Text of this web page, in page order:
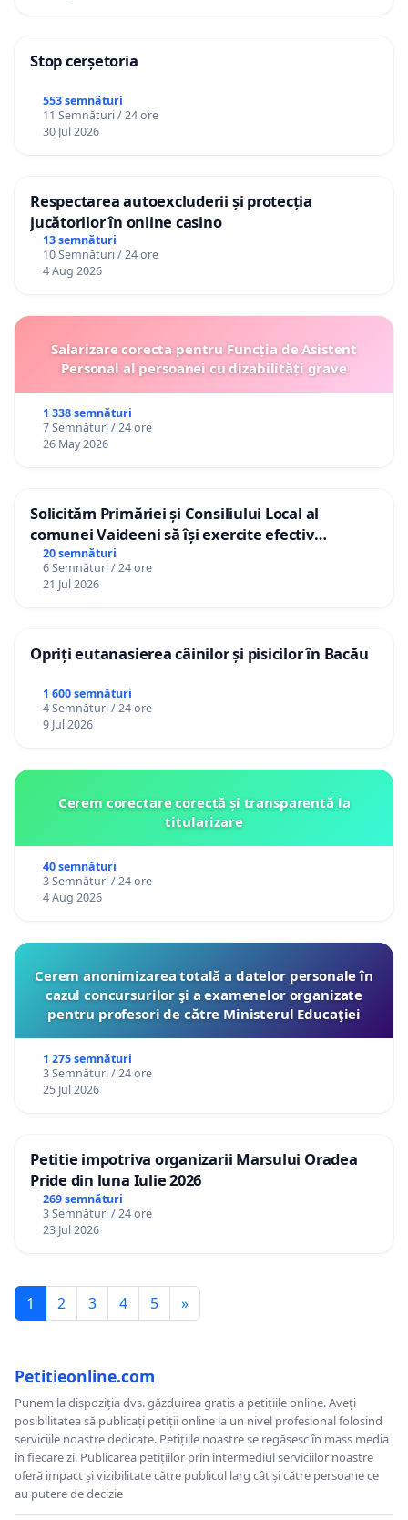
Stop cerșetoria
553 semnături
11 Semnături / 24 ore
30 Jul 2026
Respectarea autoexcluderii și protecția
jucătorilor în online casino
13 semnături
10 Semnături / 24 ore
4 Aug 2026
Salarizare corecta pentru Funcția de Asistent
Personal al persoanei cu dizabilități grave
1 338 semnături
7 Semnături / 24 ore
26 May 2026
Solicităm Primăriei și Consiliului Local al
comunei Vaideeni să își exercite efectiv
atribuțiile legale și să reprezinte interesele
cetățenilor în raport cu APAVIL S.A, operatorul
serviciului de apă!
20 semnături
6 Semnături / 24 ore
21 Jul 2026
Opriți eutanasierea câinilor și pisicilor în Bacău
1 600 semnături
4 Semnături / 24 ore
9 Jul 2026
Cerem corectare corectă și transparentă la
titularizare
40 semnături
3 Semnături / 24 ore
4 Aug 2026
Cerem anonimizarea totală a datelor personale în
cazul concursurilor şi a examenelor organizate
pentru profesori de către Ministerul Educaţiei
1 275 semnături
3 Semnături / 24 ore
25 Jul 2026
Petitie impotriva organizarii Marsului Oradea
Pride din luna Iulie 2026
269 semnături
3 Semnături / 24 ore
23 Jul 2026
1 2 3 4 5 »
Petitieonline.com
Punem la dispoziția dvs. găzduirea gratis a petițiile online. Aveți
posibilitatea să publicați petiții online la un nivel profesional folosind
serviciile noastre dedicate. Petițiile noastre se regăsesc în mass media
în fiecare zi. Publicarea petițiilor prin intermediul serviciilor noastre
oferă impact și vizibilitate către publicul larg cât și către persoane ce
au putere de decizie